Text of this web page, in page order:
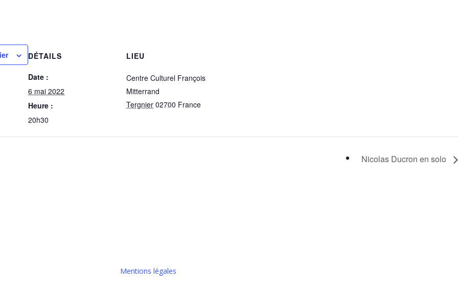
DÉTAILS
Date :
6 mai 2022
Heure :
20h30
LIEU
Centre Culturel François
Mitterrand
Tergnier 02700 France
Nicolas Ducron en solo
Mentions légales